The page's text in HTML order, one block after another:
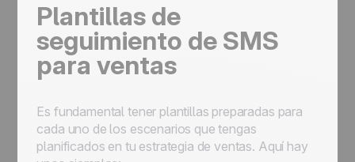
Plantillas de
seguimiento de SMS
para ventas
Es fundamental tener plantillas preparadas para
cada uno de los escenarios que tengas
planificados en tu estrategia de ventas. Aquí hay